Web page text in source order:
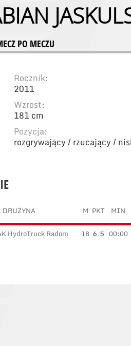
PO MECZU
Rocznik:
2011
Wzrost:
181 cm
Pozycja:
rozgrywający / rzucający /
DRUŻYNA M PKT MIN
HydroTruck Radom 18 6.5 00:00